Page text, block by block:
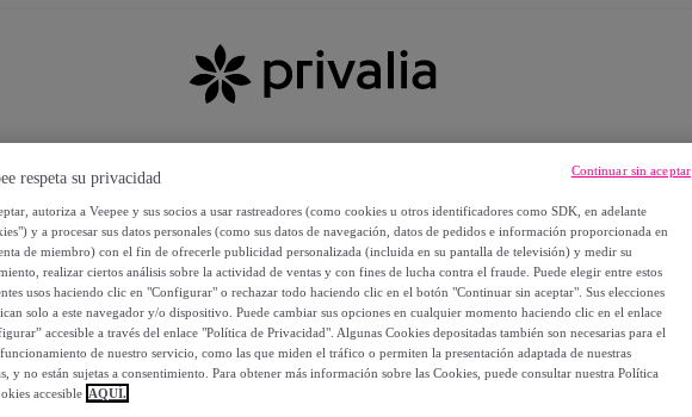
respeta su privacidad
autoriza a Veepee y sus socios a usar rastreadores (como cookies u otros identificadores como SDK, en adelante
y a procesar sus datos personales (como sus datos de navegación, datos de pedidos e información proporcionada en
de miembro) con el fin de ofrecerle publicidad personalizada (incluida en su pantalla de televisión) y medir su
realizar ciertos análisis sobre la actividad de ventas y con fines de lucha contra el fraude. Puede elegir entre estos
usos haciendo clic en "Configurar" o rechazar todo haciendo clic en el botón "Continuar sin aceptar". Sus elecciones
solo a este navegador y/o dispositivo. Puede cambiar sus opciones en cualquier momento haciendo clic en el enlace
accesible a través del enlace "Política de Privacidad". Algunas Cookies depositadas también son necesarias para el
de nuestro servicio, como las que miden el tráfico o permiten la presentación adaptada de nuestras
y no están sujetas a consentimiento. Para obtener más información sobre las Cookies, puede consultar nuestra Política
accesible AQUÍ.
Continuar sin aceptar